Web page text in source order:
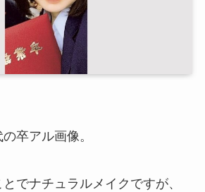
卒アル画像。
でナチュラルメイクですが、